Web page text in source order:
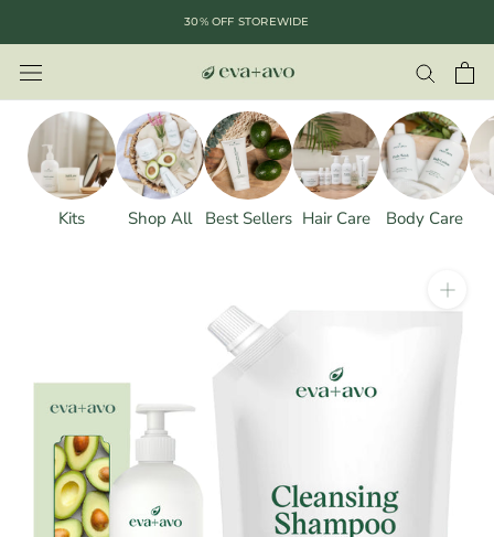
contenido
30% OFF STOREWIDE
Kits Shop All Best Sellers Hair Care Body Care